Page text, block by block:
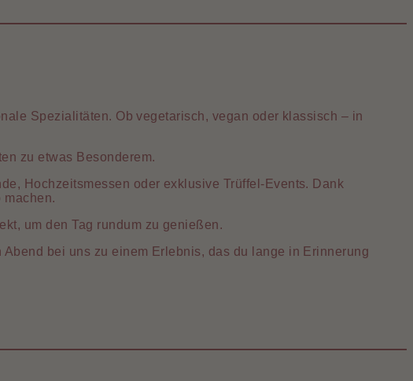
Spezialitäten. Ob vegetarisch, vegan oder klassisch – in
zu etwas Besonderem.
Hochzeitsmessen oder exklusive Trüffel-Events. Dank
um den Tag rundum zu genießen.
bei uns zu einem Erlebnis, das du lange in Erinnerung